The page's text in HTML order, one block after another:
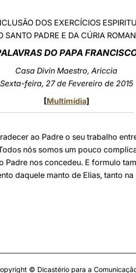
DOS EXERCÍCIOS
SANTO PADRE E DA CÚRIA
DO PAPA
Casa Divin Maestro, Ariccia
Sexta-feira, 27 de Fevereiro de 2015
[Multimídia]
ao Padre o seu trabalho
nós somos um pouco
Padre nos concedeu. E formulo
daquele manto de Elias, tanto
© Dicastério para a